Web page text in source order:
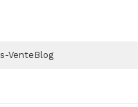
Vente Blog